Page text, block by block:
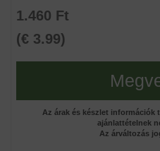
1.460 Ft
(€ 3.99)
Az árak és készlet információk
ajánlattételnek
Az árváltozás